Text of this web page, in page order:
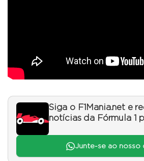
Siga o F1Mania.net e
notícias da Fórmula 1
Junte-se ao nosso